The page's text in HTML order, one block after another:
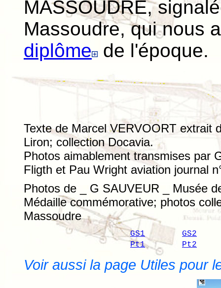
MASSOUDRE,
Massoudre, qui nous
diplôme
de l'époque.
Texte de Marcel VERVOORT extrait
Liron; collection Docavia.
Photos aimablement transmises par
Fligth et Pau Wright aviation journal
Photos de _ G SAUVEUR _ Musée
Médaille commémorative; photos
Massoudre
GS1
GS2
Pt1
Pt2
Voir aussi la page Utiles pour